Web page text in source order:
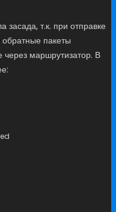
засада, т.к. при отправке
пакеты
маршрутизатор. В